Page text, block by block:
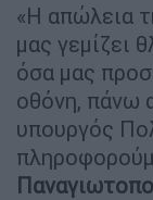
«Η απώλεια
μας γεμίζει
όσα μας
οθόνη, πάνω
υπουργός